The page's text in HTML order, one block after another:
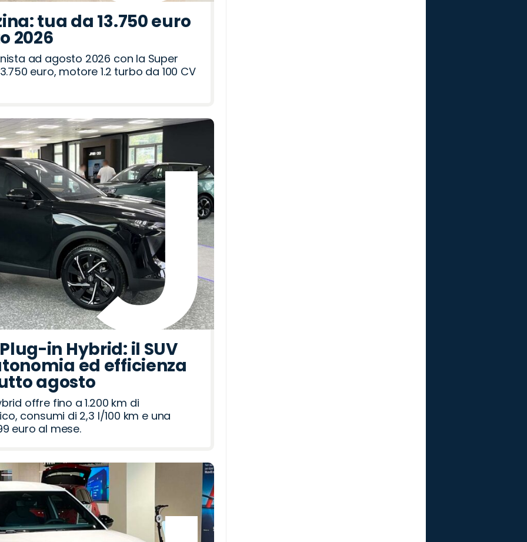
tua da 13.750 euro
2026
ad agosto 2026 con la Super
euro, motore 1.2 turbo da 100 CV
in Hybrid: il SUV
ed efficienza
agosto
offre fino a 1.200 km di
consumi di 2,3 l/100 km e una
euro al mese.